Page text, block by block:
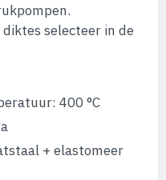
selecteer in de
400 °C
+ elastomeer